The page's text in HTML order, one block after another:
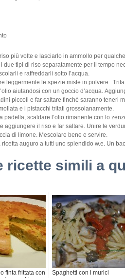
più volte e lasciarlo in ammollo per
due tipi di riso separatamente per il tempo
e raffreddarli sotto l’acqua.
leggermente le spezie miste in polvere.
aiutandosi con un goccio d’acqua.
piccoli e far saltare finchè saranno teneri
e i pistacchi tritati grossolanamente.
padella, scaldare l’olio rimanente con lo
aggiungere il riso e far saltare. Unire le
di limone. Mescolare bene e servire.
ricetta auguro a tutti uno splendido w.e. Un
ricette simili a
finta frittata con
Spaghetti con i murici